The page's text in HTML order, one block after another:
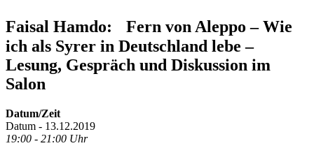
Faisal Hamdo: Fern von Aleppo – Wie
ich als Syrer in Deutschland lebe –
Lesung, Gespräch und Diskussion im
Salon
Datum/Zeit
Datum - 13.12.2019
19:00 - 21:00 Uhr